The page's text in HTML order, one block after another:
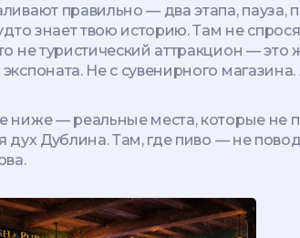
правильно — два этапа, пауза,
знает твою историю. Там не
не туристический аттракцион —
Не с сувенирного
ниже — реальные места, которые не
дух Дублина. Там, где пиво — не